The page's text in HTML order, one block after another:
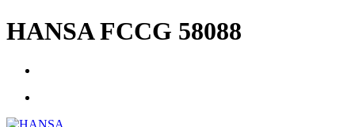
HANSA FCCG 58088